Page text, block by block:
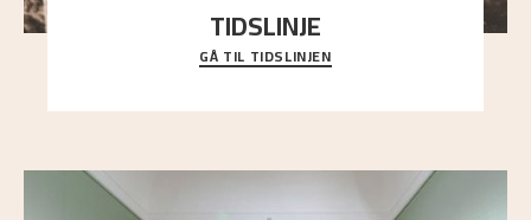
TIDSLINJE
Bli kjent med Nikolai Astrups liv, kunstnerskap og
ettermæle i en interaktiv presentasjon.
GÅ TIL TIDSLINJEN